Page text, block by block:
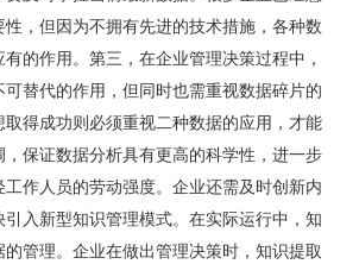
，但因为不拥有先进的技术措施，各种数
的作用。第三，在企业管理决策过程中，
替代的作用，但同时也需重视数据碎片的
得成功则必须重视二种数据的应用，才能
保证数据分析具有更高的科学性，进一步
作人员的劳动强度。企业还需及时创新内
入新型知识管理模式。在实际运行中，知
管理。企业在做出管理决策时，知识提取